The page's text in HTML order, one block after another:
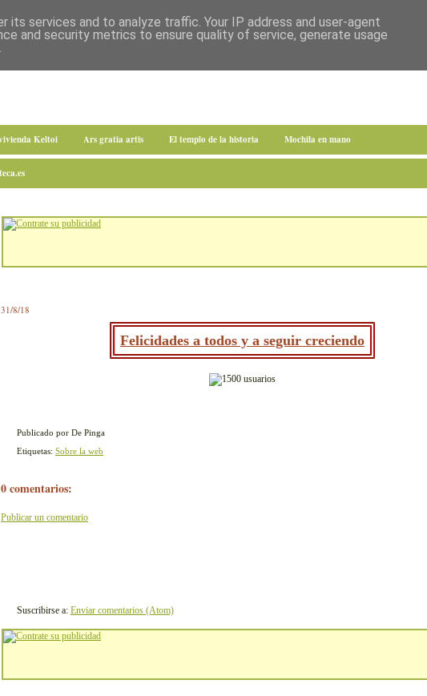
Keltoi Ars gratia artis El templo de la historia Mochila en mano
31/8/18
Felicidades a todos y a seguir creciendo
Publicado por De Pinga
Etiquetas: Sobre la web
0 comentarios:
Publicar un comentario
Suscribirse a: Enviar comentarios (Atom)
its services and to analyze traffic. Your IP address and user-agent
and security metrics to ensure quality of service, generate usage